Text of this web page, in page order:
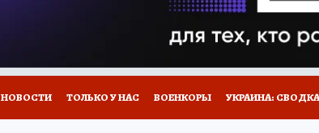
НОВОСТИ ТОЛЬКО У НАС ВОЕНКОРЫ УКРАИНА: СВОДКА